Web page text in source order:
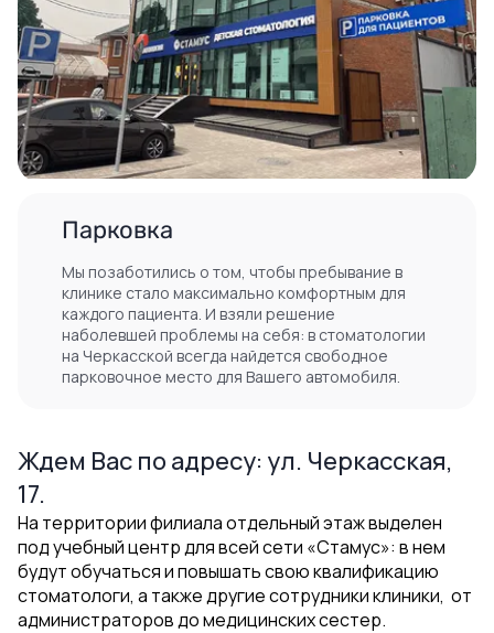
Парковка
Мы позаботились о том, чтобы пребывание в
клинике стало максимально комфортным для
каждого пациента. И взяли решение
наболевшей проблемы на себя: в стоматологии
на Черкасской всегда найдется свободное
парковочное место для Вашего автомобиля.
Ждем Вас по адресу: ул. Черкасская,
17.
На территории филиала отдельный этаж выделен
под учебный центр для всей сети «Стамус»: в нем
будут обучаться и повышать свою квалификацию
стоматологи, а также другие сотрудники клиники, от
администраторов до медицинских сестер.